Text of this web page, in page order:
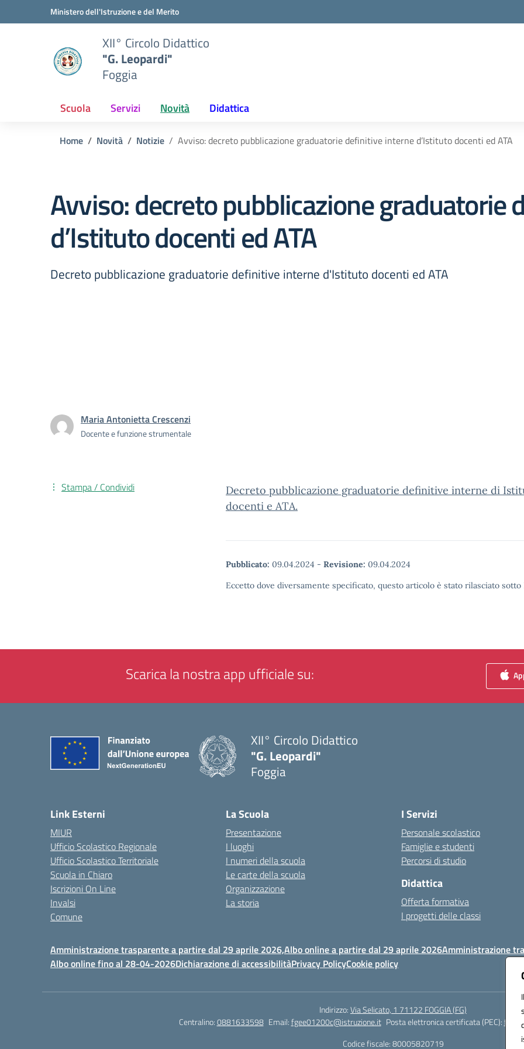
Vai ai contenuti
Vai al menu di navigazioneMinistero dell'Istruzione e del Merito
XII° Circolo Didattico
"G. Leopardi"
Foggia
Scuola Servizi Novità Didattica
Home Novità Notizie Avviso: decreto pubblicazione graduatorie definitive interne d’Istituto docenti ed ATA
Avviso: decreto pubblicazione graduatorie
d’Istituto docenti ed ATA
Decreto pubblicazione graduatorie definitive interne d'Istituto docenti ed ATA
Maria Antonietta Crescenzi
Docente e funzione strumentale
Decreto pubblicazione graduatorie definitive interne di
docenti e ATA.
Pubblicato: 09.04.2024 - Revisione: 09.04.2024
Eccetto dove diversamente specificato, questo articolo è stato rilasciato
Stampa / Condividi
Scarica la nostra app ufficiale su:
XII° Circolo Didattico
"G. Leopardi"
Foggia
Link Esterni
MIUR
Ufficio Scolastico Regionale
Ufficio Scolastico Territoriale
Scuola in Chiaro
Iscrizioni On Line
Invalsi
Comune
La Scuola
Presentazione
I luoghi
I numeri della scuola
Le carte della scuola
Organizzazione
La storia
I Servizi
Personale scolastico
Famiglie e studenti
Percorsi di studio
Didattica
Offerta formativa
I progetti delle classi
Amministrazione trasparente a partire dal 29 aprile 2026,Albo online a partire dal 29 aprile 2026Amministrazione
Albo online fino al 28-04-2026Dichiarazione di accessibilitàPrivacy PolicyCookie policy
Indirizzo:Via Selicato, 1 71122 FOGGIA (FG)
Centralino:0881633598 Email:fgee01200c@istruzione.it Posta elettronica certificata (PEC):
Codice fiscale: 80005820719